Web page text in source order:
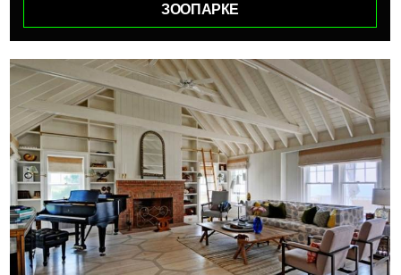
ЗООПАРКЕ